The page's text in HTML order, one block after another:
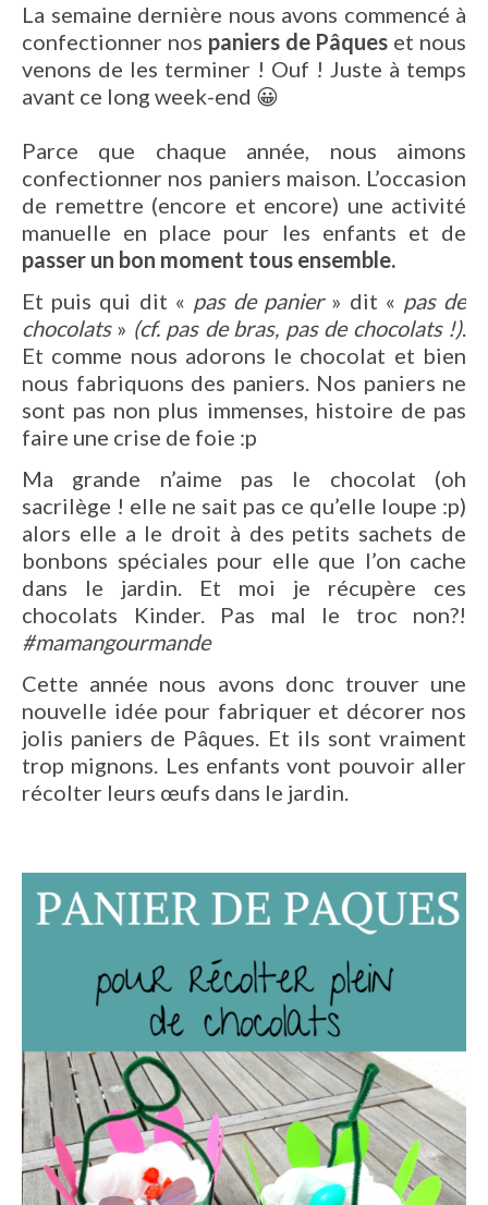
La semaine dernière nous avons commencé à
confectionner nos paniers de Pâques et nous
venons de les terminer ! Ouf ! Juste à temps
avant ce long week-end 😀
Parce que chaque année, nous aimons
confectionner nos paniers maison. L’occasion
de remettre (encore et encore) une activité
manuelle en place pour les enfants et de
passer un bon moment tous ensemble.
Et puis qui dit « pas de panier» dit « pas de
chocolats» (cf. pas de bras, pas de chocolats !).
Et comme nous adorons le chocolat et bien
nous fabriquons des paniers. Nos paniers ne
sont pas non plus immenses, histoire de pas
faire une crise de foie :p
Ma grande n’aime pas le chocolat (oh
sacrilège ! elle ne sait pas ce qu’elle loupe :p)
alors elle a le droit à des petits sachets de
bonbons spéciales pour elle que l’on cache
dans le jardin. Et moi je récupère ces
chocolats Kinder. Pas mal le troc non?!
#mamangourmande
Cette année nous avons donc trouver une
nouvelle idée pour fabriquer et décorer nos
jolis paniers de Pâques. Et ils sont vraiment
trop mignons. Les enfants vont pouvoir aller
récolter leurs œufs dans le jardin.